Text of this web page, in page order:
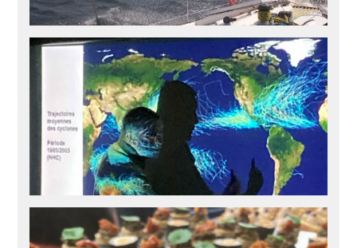
De l’initiation à la croisière avec le
Winches Club de Douarnenez
A Douarnenez, le Winches Club propose de la voile loisir,
sportive et de croisière, accessible à tout public. Durant
l’été, le club organisera des croisières sur Diego sous
forme de stages.
Actualités,Formations
douarnenez,école française de croisière,navigation